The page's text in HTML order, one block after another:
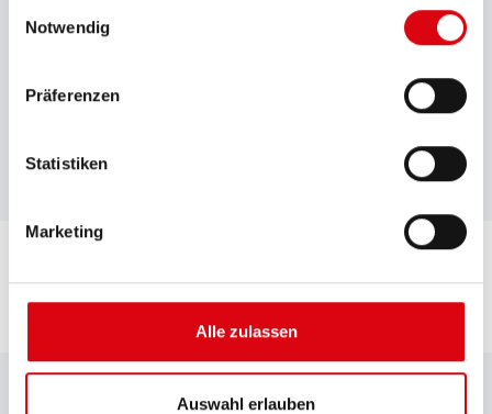
Notwendig
Präferenzen
Statistiken
Marketing
Alle zulassen
Auswahl erlauben
Batteriemerkmale
Bodenleiste